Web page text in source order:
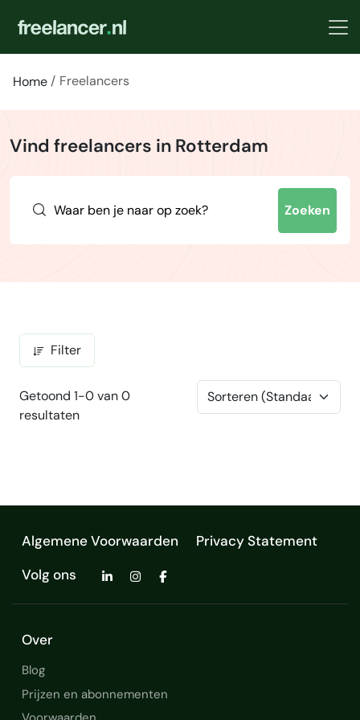
Home Freelancers
Vind freelancers in Rotterdam
Zoeken
Filter
Getoond 1-0 van 0
resultaten
Algemene Voorwaarden
Privacy Statement
Volg ons
Over
Blog
Prijzen en abonnementen